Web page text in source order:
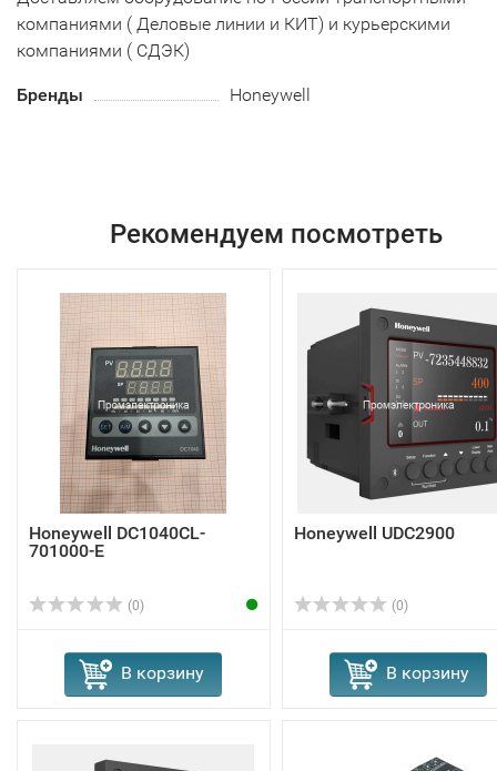
компаниями ( Деловые линии и КИТ) и курьерскими
компаниями ( СДЭК)
Бренды Honeywell
Рекомендуем посмотреть
Honeywell DC1040CL-
701000-E
(0)
В корзину
Honeywell UDC2900
(0)
В корзину